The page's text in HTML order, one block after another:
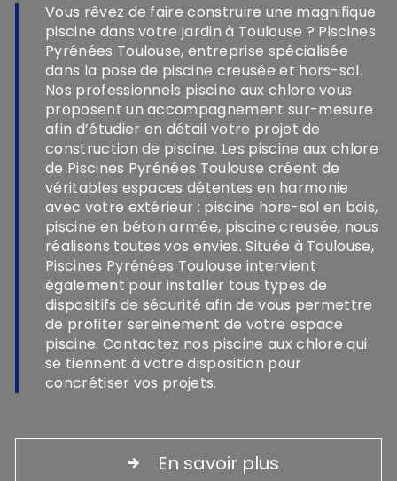
Vous rêvez de faire construire une magnifique
piscine dans votre jardin à Toulouse ? Piscines
Pyrénées Toulouse, entreprise spécialisée
dans la pose de piscine creusée et hors-sol.
Nos professionnels piscine aux chlore vous
proposent un accompagnement sur-mesure
afin d’étudier en détail votre projet de
construction de piscine. Les piscine aux chlore
de Piscines Pyrénées Toulouse créent de
véritables espaces détentes en harmonie
avec votre extérieur : piscine hors-sol en bois,
piscine en béton armée, piscine creusée, nous
réalisons toutes vos envies. Située à Toulouse,
Piscines Pyrénées Toulouse intervient
également pour installer tous types de
dispositifs de sécurité afin de vous permettre
de profiter sereinement de votre espace
piscine. Contactez nos piscine aux chlore qui
se tiennent à votre disposition pour
concrétiser vos projets.
En savoir plus